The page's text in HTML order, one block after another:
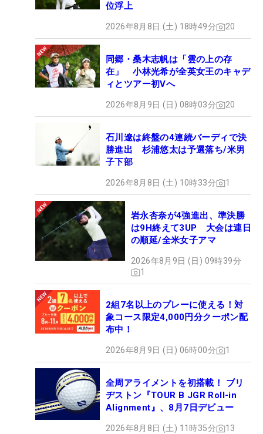
位浮上
2026年8月8日 (土) 18時49分 20
同郷・桑木志帆は「雲の上の存
在」 小林光希が全英女王のキャデ
ィとツアー初Vへ
2026年8月9日 (日) 08時03分 20
石川遼は終盤の4連続バーディで決
勝進出 杉浦悠太は予選落ち/米男
子下部
2026年8月8日 (土) 10時33分 1
岩永杏奈が4強進出、準決勝
は9H終えて3UP 大会は連日
の順延/全米女子アマ
2026年8月9日 (日) 09時39分
1
2組7名以上のプレーに使える！対
象コース限定4,000円分クーポン配
布中！
2026年8月9日 (日) 06時00分 1
全周アライメントを初搭載！ ブリ
ヂストン『TOUR B JGR Roll-in
Alignment』、8月7日デビュー
2026年8月8日 (土) 11時35分 13